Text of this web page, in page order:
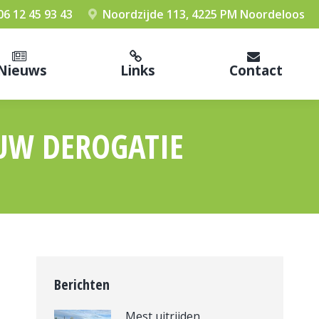
12 45 93 43 Noordzijde 113, 4225 PM Noordeloos
Links Contact
DEROGATIE
Berichten